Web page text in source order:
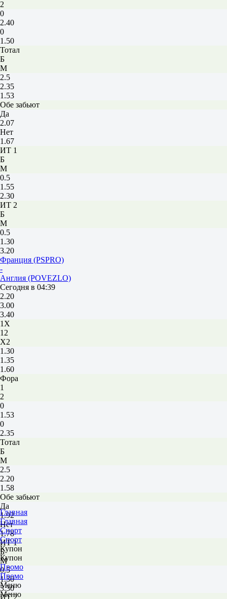
2
0
2.40
0
1.50
Тотал
Б
М
2.5
2.35
1.53
Обе забьют
Да
2.07
Нет
1.67
ИТ 1
Б
М
0.5
1.55
2.30
ИТ 2
Б
М
0.5
1.30
3.20
Франция (PSPRO)
-
Англия (POVEZLO)
Сегодня в 04:39
2.20
3.00
3.40
1X
12
X2
1.30
1.35
1.60
Фора
1
2
0
1.53
0
2.35
Тотал
Б
М
2.5
2.20
1.58
Обе забьют
Да
1.92
Нет
1.78
ИТ 1
Б
М
0.5
1.30
3.30
ИТ 2
Главная
Главная
Спорт
Спорт
Купон
Купон
Промо
Промо
Меню
Меню